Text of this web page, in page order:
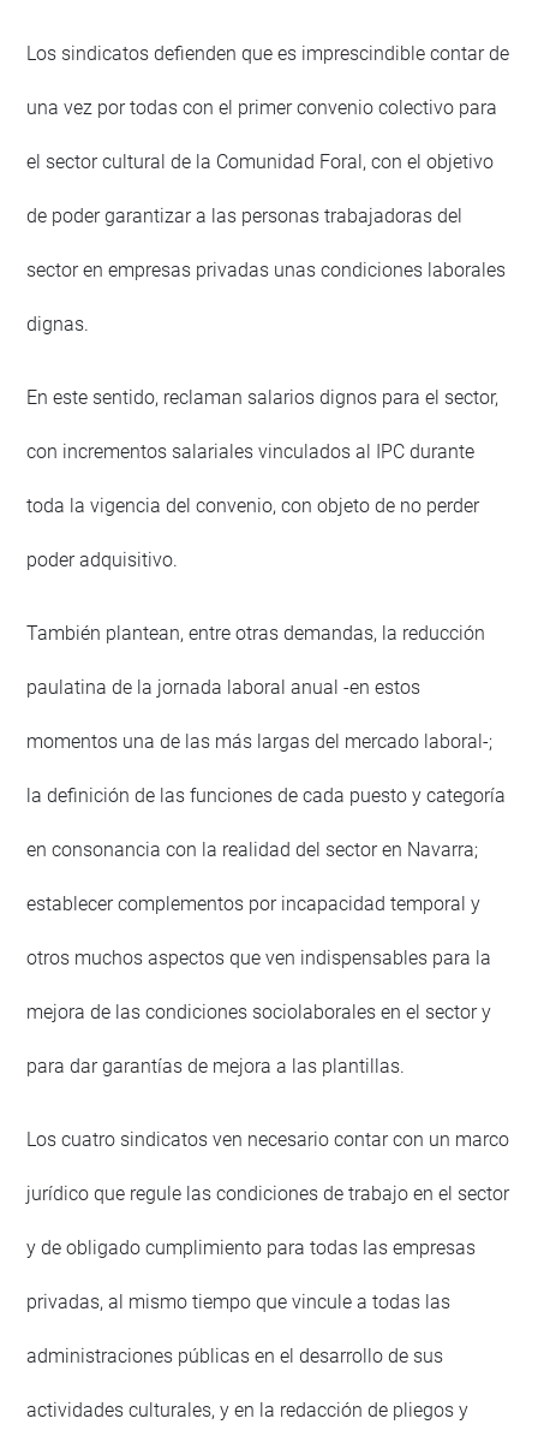
Los sindicatos defienden que es imprescindible contar de
una vez por todas con el primer convenio colectivo para
el sector cultural de la Comunidad Foral, con el objetivo
de poder garantizar a las personas trabajadoras del
sector en empresas privadas unas condiciones laborales
dignas.
En este sentido, reclaman salarios dignos para el sector,
con incrementos salariales vinculados al IPC durante
toda la vigencia del convenio, con objeto de no perder
poder adquisitivo.
También plantean, entre otras demandas, la reducción
paulatina de la jornada laboral anual -en estos
momentos una de las más largas del mercado laboral-;
la definición de las funciones de cada puesto y categoría
en consonancia con la realidad del sector en Navarra;
establecer complementos por incapacidad temporal y
otros muchos aspectos que ven indispensables para la
mejora de las condiciones sociolaborales en el sector y
para dar garantías de mejora a las plantillas.
Los cuatro sindicatos ven necesario contar con un marco
jurídico que regule las condiciones de trabajo en el sector
y de obligado cumplimiento para todas las empresas
privadas, al mismo tiempo que vincule a todas las
administraciones públicas en el desarrollo de sus
actividades culturales, y en la redacción de pliegos y